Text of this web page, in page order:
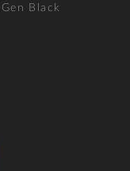
Black